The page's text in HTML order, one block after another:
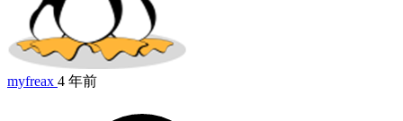
myfreax 4 年前